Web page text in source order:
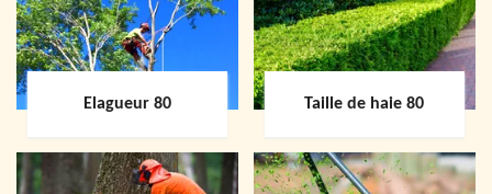
Elagueur 80 Taille de haie 80